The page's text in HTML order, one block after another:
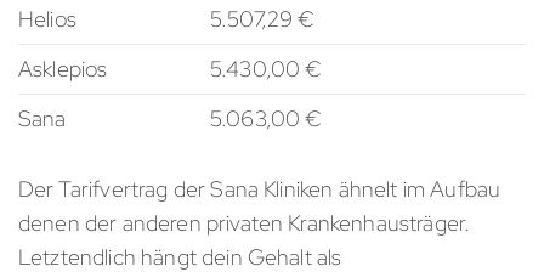
Helios
5.507,29 €
Asklepios
5.430,00 €
Sana
5.063,00 €
Der Tarifvertrag der Sana Kliniken ähnelt im Aufbau
denen der anderen privaten Krankenhausträger.
Letztendlich hängt dein Gehalt als